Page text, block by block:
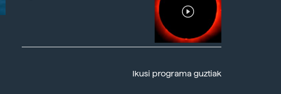
Ikusi programa guztiak